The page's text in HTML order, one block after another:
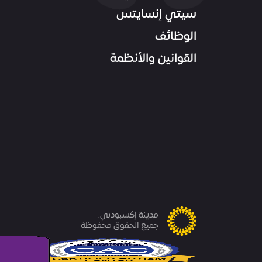
سيتي إنسايتس
الوظائف
القوانين والأنظمة
مدينة إكسبودبي.
جميع الحقوق محفوظة